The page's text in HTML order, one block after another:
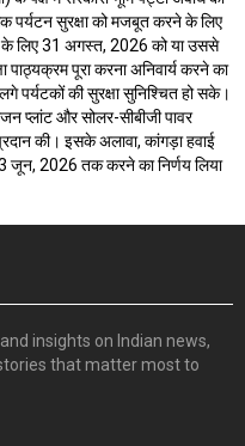
पर्यटन सुरक्षा को मजबूत करने के लिए
के लिए 31 अगस्त, 2026 को या उससे
पाठ्यक्रम पूरा करना अनिवार्य करने का
लगे पर्यटकों की सुरक्षा सुनिश्चित हो सके।
प्लांट और सोलर-सीबीजी पावर
की। इसके अलावा, कांगड़ा हवाई
जून, 2026 तक करने का निर्णय लिया
insights on Indian news,
that matter most to